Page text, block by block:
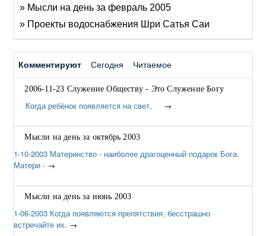
» Мысли на день за февраль 2005
» Проекты водоснабжения Шри Сатья Саи
Комментируют Сегодня Читаемое
2006-11-23 Служение Обществу - Это Служение Богу
Когда ребёнок появляется на свет, →
Мысли на день за октябрь 2003
1-10-2003 Материнство - наиболее драгоценный подарок Бога.
Матери - →
Мысли на день за июнь 2003
1-06-2003 Когда появляются препятствия, бесстрашно
встречайте их. →